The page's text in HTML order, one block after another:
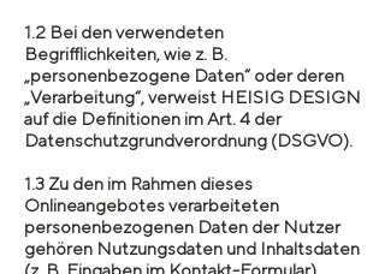
1.2 Bei den verwendeten
Begrifflichkeiten, wie z. B.
„personenbezogene Daten“ oder deren
„Verarbeitung“, verweist HEISIG DESIGN
auf die Definitionen im Art. 4 der
Datenschutzgrundverordnung (DSGVO).
1.3 Zu den im Rahmen dieses
Onlineangebotes verarbeiteten
personenbezogenen Daten der Nutzer
gehören Nutzungsdaten und Inhaltsdaten
(z. B. Eingaben im Kontakt-Formular).